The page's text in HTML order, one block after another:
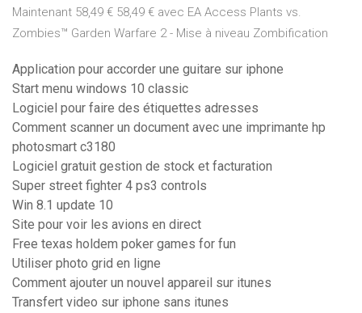
Maintenant 58,49 € 58,49 € avec EA Access Plants vs.
Zombies™ Garden Warfare 2 - Mise à niveau Zombification
Application pour accorder une guitare sur iphone
Start menu windows 10 classic
Logiciel pour faire des étiquettes adresses
Comment scanner un document avec une imprimante hp
photosmart c3180
Logiciel gratuit gestion de stock et facturation
Super street fighter 4 ps3 controls
Win 8.1 update 10
Site pour voir les avions en direct
Free texas holdem poker games for fun
Utiliser photo grid en ligne
Comment ajouter un nouvel appareil sur itunes
Transfert video sur iphone sans itunes